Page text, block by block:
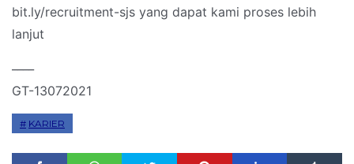
bit.ly/recruitment-sjs yang dapat kami proses lebih
lanjut
GT-13072021
KARIER